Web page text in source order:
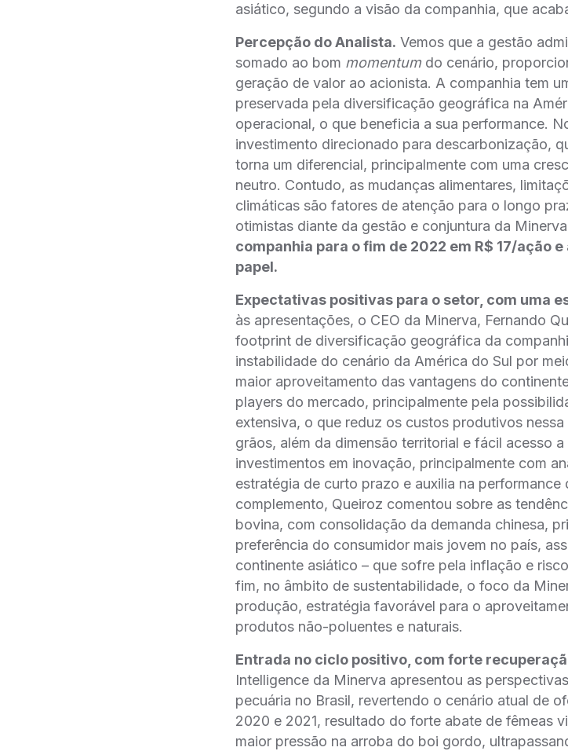
asiático, segundo a visão da companhia, que
Percepção do Analista. Vemos que a gestão
somado ao bom momentum do cenário,
geração de valor ao acionista. A companhia tem
preservada pela diversificação geográfica na
operacional, o que beneficia a sua performance.
investimento direcionado para descarbonização,
torna um diferencial, principalmente com uma
neutro. Contudo, as mudanças alimentares,
climáticas são fatores de atenção para o longo
otimistas diante da gestão e conjuntura da
companhia para o fim de 2022 em R$ 17/ação
papel.
Expectativas positivas para o setor, com uma
às apresentações, o CEO da Minerva, Fernando
footprint de diversificação geográfica da
instabilidade do cenário da América do Sul por
maior aproveitamento das vantagens do
players do mercado, principalmente pela
extensiva, o que reduz os custos produtivos
grãos, além da dimensão territorial e fácil acesso
investimentos em inovação, principalmente com
estratégia de curto prazo e auxilia na performance
complemento, Queiroz comentou sobre as
bovina, com consolidação da demanda chinesa,
preferência do consumidor mais jovem no país,
continente asiático – que sofre pela inflação e
fim, no âmbito de sustentabilidade, o foco da
produção, estratégia favorável para o
produtos não-poluentes e naturais.
Entrada no ciclo positivo, com forte
Intelligence da Minerva apresentou as
pecuária no Brasil, revertendo o cenário atual de
2020 e 2021, resultado do forte abate de fêmeas
maior pressão na arroba do boi gordo,